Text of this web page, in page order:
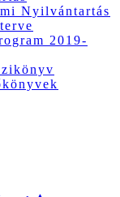
Nyilvántartás
2019-